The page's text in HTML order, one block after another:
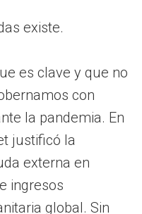
existe.
es clave y que no
con
la pandemia. En
justificó la
externa en
ingresos
global. Sin